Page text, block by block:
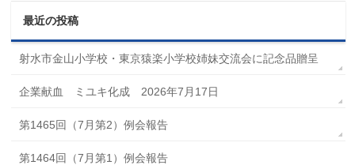
最近の投稿
射水市金山小学校・東京猿楽小学校姉妹交流会に記念品贈呈
企業献血 ミユキ化成 2026年7月17日
第1465回（7月第2）例会報告
第1464回（7月第1）例会報告